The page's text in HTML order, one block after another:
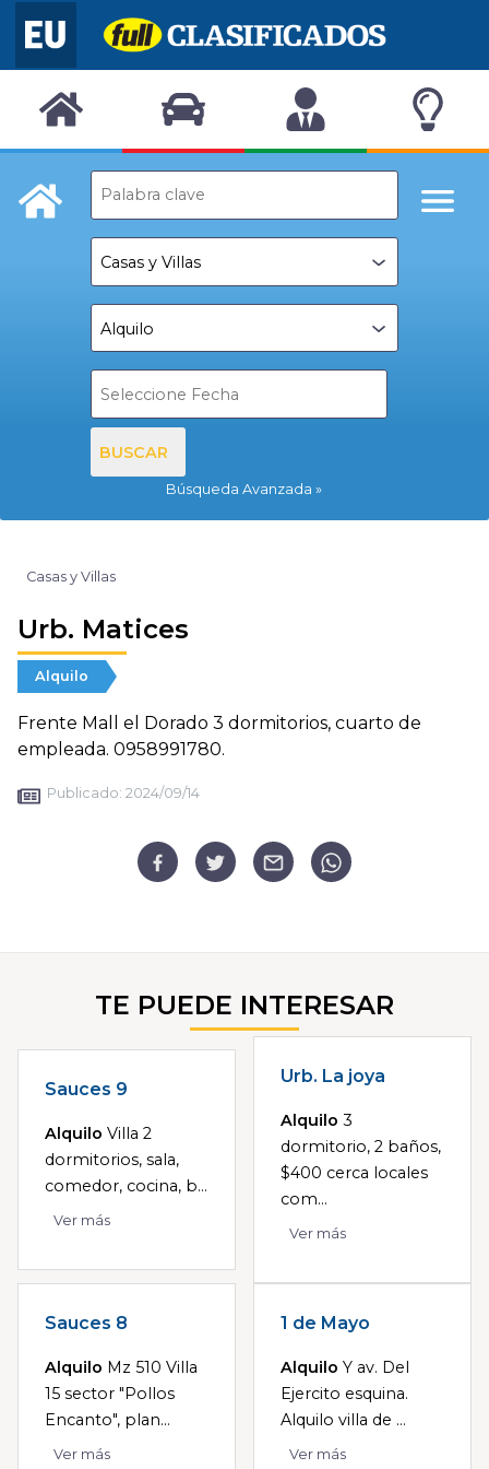
BUSCAR
Búsqueda Avanzada
Casas y Villas
Urb. Matices
Alquilo
Frente Mall el Dorado 3 dormitorios, cuarto de
empleada. 0958991780.
Publicado: 2024/09/14
TE PUEDE INTERESAR
Sauces 9
Alquilo Villa 2
dormitorios, sala,
comedor, cocina, b...
Ver más
Urb. La joya
Alquilo 3
dormitorio, 2 baños,
$400 cerca locales
com...
Ver más
Sauces 8
Alquilo Mz 510 Villa
15 sector "Pollos
Encanto", plan...
Ver más
1 de Mayo
Alquilo Y av. Del
Ejercito esquina.
Alquilo villa de ...
Ver más